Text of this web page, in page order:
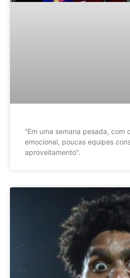
”Em uma semana pesada, com
emocional, poucas equipes
aproveitamento”.